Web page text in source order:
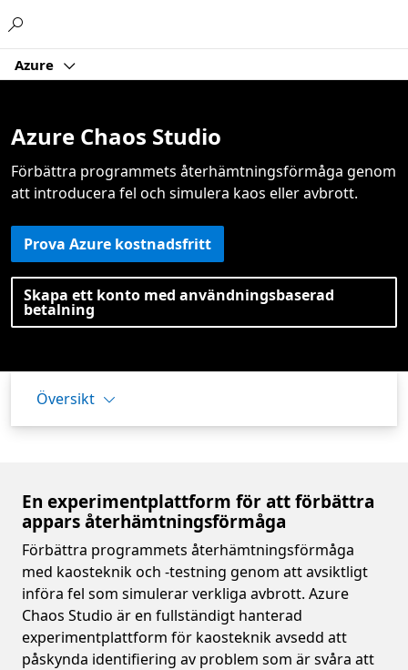
Azure
Azure Chaos Studio
Förbättra programmets återhämtningsförmåga genom
att introducera fel och simulera kaos elleravbrott.
Prova Azure kostnadsfritt
Skapa ett konto med användningsbaserad
betalning
Översikt
En experimentplattform för att förbättra
appars återhämtningsförmåga
Förbättra programmets återhämtningsförmåga
med kaosteknik och -testning genom att avsiktligt
införa fel som simulerar verkliga avbrott. Azure
Chaos Studio är en fullständigt hanterad
experimentplattform för kaosteknik avsedd att
påskynda identifiering av problem som är svåra att